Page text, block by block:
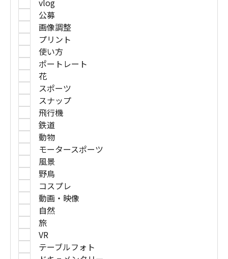
vlog
公募
画像調整
プリント
使い方
ポートレート
花
スポーツ
スナップ
飛行機
鉄道
動物
モータースポーツ
風景
野鳥
コスプレ
動画・映像
自然
旅
VR
テーブルフォト